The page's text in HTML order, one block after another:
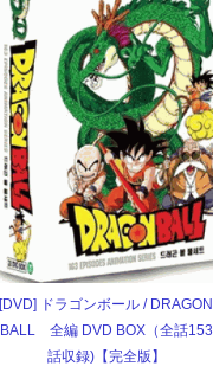
[DVD] ドラゴンボール / DRAGON
BALL 全編 DVD BOX（全話153
話収録)【完全版】